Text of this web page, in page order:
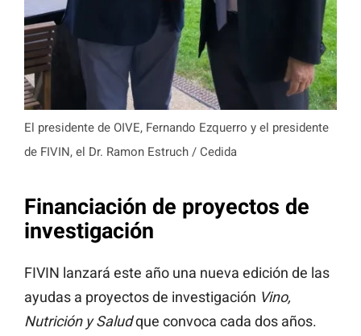
El presidente de OIVE, Fernando Ezquerro y el presidente
de FIVIN, el Dr. Ramon Estruch / Cedida
Financiación de proyectos de
investigación
FIVIN lanzará este año una nueva edición de las
ayudas a proyectos de investigación Vino,
Nutrición y Saludque convoca cada dos años.